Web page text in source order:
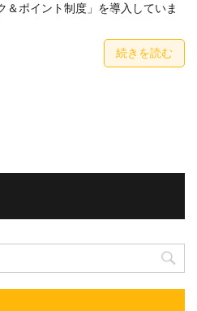
＆ポイント制度」を導入していま
続きを読む